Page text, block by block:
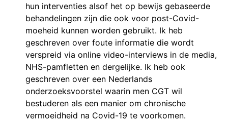
hun interventies alsof het op bewijs gebaseerde
behandelingen zijn die ook voor post-Covid-
moeheid kunnen worden gebruikt. Ik heb
geschreven over foute informatie die wordt
verspreid via online video-interviews in de media,
NHS-pamfletten en dergelijke. Ik heb ook
geschreven over een Nederlands
onderzoeksvoorstel waarin men CGT wil
bestuderen als een manier om chronische
vermoeidheid na Covid-19 te voorkomen.